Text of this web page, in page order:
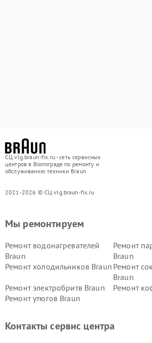
СЦ vlg.braun-fix.ru - сеть сервисных
центров в Волгограде по ремонту и
обслуживанию техники Braun
2021-2026 © СЦ vlg.braun-fix.ru
Мы ремонтируем
Ремонт водонагревателей
Braun
Ремонт
Braun
Ремонт холодильников Braun Ремонт
Braun
Ремонт электробритв Braun
Ремонт
Ремонт утюгов Braun
Контакты сервис центра